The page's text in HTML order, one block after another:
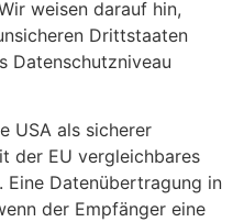
weisen darauf hin,
Drittstaaten
Datenschutzniveau
USA als sicherer
der EU vergleichbares
Eine Datenübertragung in
der Empfänger eine